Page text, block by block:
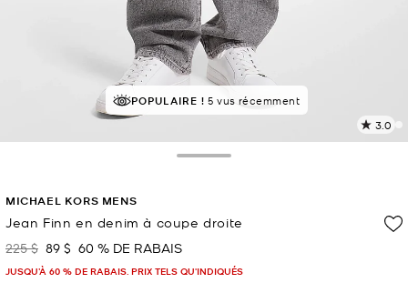
POPULAIRE ! 5 vus récemment
3.0
1
MICHAEL KORS MENS
Jean Finn en denim à coupe droite
était
225 $ maintenant
89 $ 60 % DE RABAIS
JUSQU’À 60 % DE RABAIS. PRIX TELS QU'INDIQUÉS